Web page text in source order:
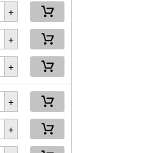
+
+
+
+
+